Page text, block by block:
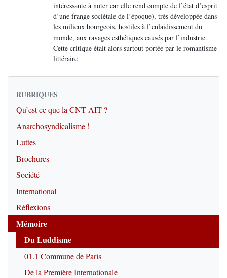
intéressante à noter car elle rend compte de l’état d’esprit
d’une frange sociétale de l’époque), très développée dans
les milieux bourgeois, hostiles à l’enlaidissement du
monde, aux ravages esthétiques causés par l’industrie.
Cette critique était alors surtout portée par le romantisme
littéraire
RUBRIQUES
Qu’est ce que la CNT-AIT ?
Anarchosyndicalisme !
Luttes
Brochures
Société
International
Réflexions
Mémoire
Du Luddisme
01.1 Commune de Paris
De la Première Internationale